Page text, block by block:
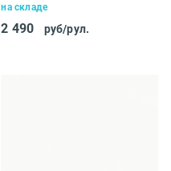
на складе
2 490 руб/рул.